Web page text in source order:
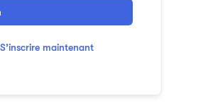
S’inscrire maintenant